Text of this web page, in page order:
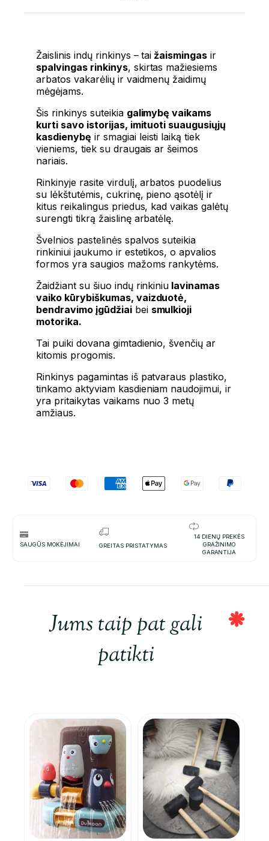
Žaislinis indų rinkinys – tai žaismingas ir
spalvingas rinkinys, skirtas mažiesiems
arbatos vakarėlių ir vaidmenų žaidimų
mėgėjams.
Šis rinkinys suteikia galimybę vaikams
kurti savo istorijas, imituoti suaugusiųjų
kasdienybę ir smagiai leisti laiką tiek
vieniems, tiek su draugais ar šeimos
nariais.
Rinkinyje rasite virdulį, arbatos puodelius
su lėkštutėmis, cukrinę, pieno ąsotėlį ir
kitus reikalingus priedus, kad vaikas galėtų
surengti tikrą žaislinę arbatėlę.
Švelnios pastelinės spalvos suteikia
rinkiniui jaukumo ir estetikos, o apvalios
formos yra saugios mažoms rankytėms.
Žaidžiant su šiuo indų rinkiniu lavinamas
vaiko kūrybiškumas, vaizduotė,
bendravimo įgūdžiaibei smulkioji
motorika.
Tai puiki dovana gimtadienio, švenčių ar
kitomis progomis.
Rinkinys pagamintas iš patvaraus plastiko,
tinkamo aktyviam kasdieniam naudojimui, ir
yra pritaikytas vaikams nuo 3 metų
amžiaus.
SAUGŪS MOKĖJIMAI GREITAS PRISTATYMAS
14 DIENŲ PREKĖS
GRAŽINIMO
GARANTIJA
Jums taip pat gali
patikti